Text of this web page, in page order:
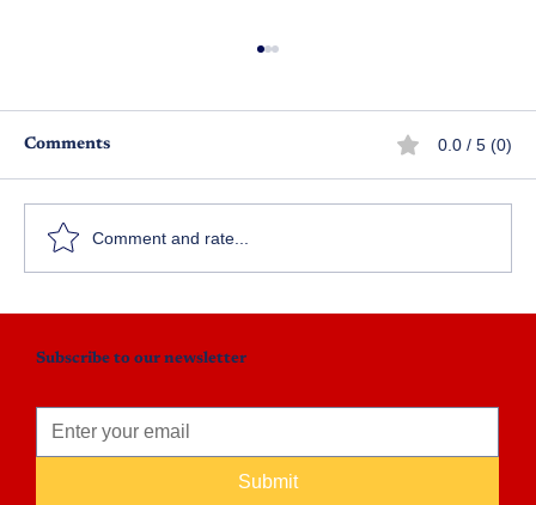
తండ్రీ రామచంద్రా!
Comments 0.0 / 5 (0)
Comment and rate...
Subscribe to our newsletter
Submit